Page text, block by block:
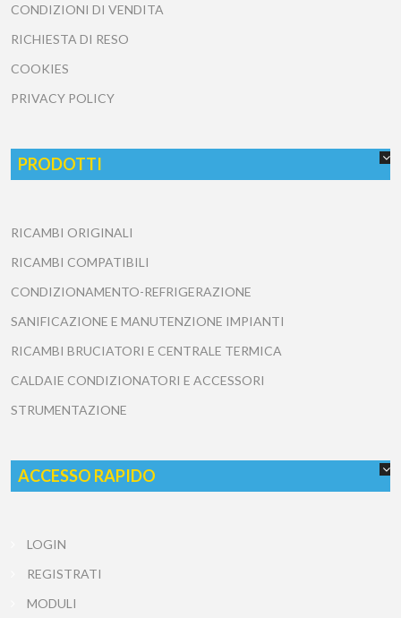
CONDIZIONI DI VENDITA
RICHIESTA DI RESO
COOKIES
PRIVACY POLICY
PRODOTTI
RICAMBI ORIGINALI
RICAMBI COMPATIBILI
CONDIZIONAMENTO-REFRIGERAZIONE
SANIFICAZIONE E MANUTENZIONE IMPIANTI
RICAMBI BRUCIATORI E CENTRALE TERMICA
CALDAIE CONDIZIONATORI E ACCESSORI
STRUMENTAZIONE
ACCESSO RAPIDO
LOGIN
REGISTRATI
MODULI